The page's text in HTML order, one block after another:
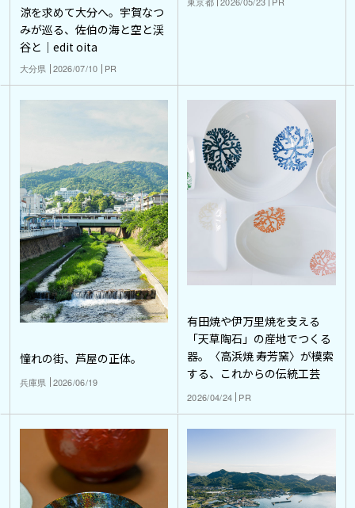
涼を求めて大分へ。宇賀なつ
みが巡る、佐伯の海と空と渓
谷と｜edit oita
大分県 2026/07/10 PR
憧れの街、芦屋の正体。
兵庫県 2026/06/19
有田焼や伊万里焼を支える
「天草陶石」の産地でつくる
器。〈高浜焼 寿芳窯〉が模索
する、これからの伝統工芸
2026/04/24 PR